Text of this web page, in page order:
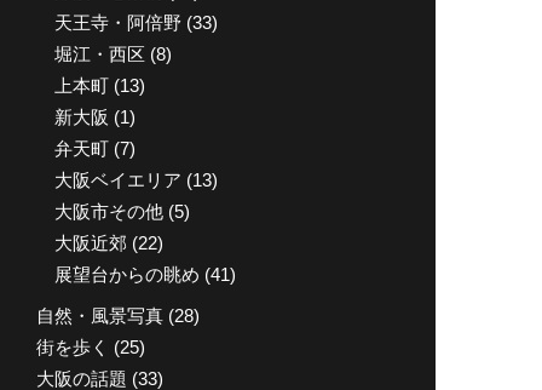
天王寺・阿倍野 (33)
堀江・西区 (8)
上本町 (13)
新大阪 (1)
弁天町 (7)
大阪ベイエリア (13)
大阪市その他 (5)
大阪近郊 (22)
展望台からの眺め (41)
自然・風景写真 (28)
街を歩く (25)
大阪の話題 (33)